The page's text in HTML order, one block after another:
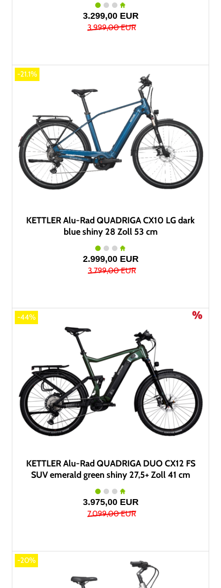
3.299,00 EUR
3.999,00 EUR
-21.1%
KETTLER Alu-Rad QUADRIGA CX10 LG dark
blue shiny 28 Zoll 53 cm
2.999,00 EUR
3.799,00 EUR
-44%
KETTLER Alu-Rad QUADRIGA DUO CX12 FS
SUV emerald green shiny 27,5+ Zoll 41 cm
3.975,00 EUR
7.099,00 EUR
-20%